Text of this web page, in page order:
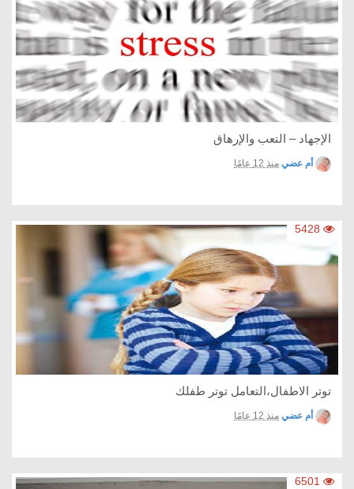
الإجهاد – التعب والإرهاق
أم عضي منذ 12 عامًا
5428
توتر الاطفال،التعامل توتر طفلك
أم عضي منذ 12 عامًا
6501